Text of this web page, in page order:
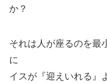
か？
それは人が座るのを最
に
イスが『迎えいれる』